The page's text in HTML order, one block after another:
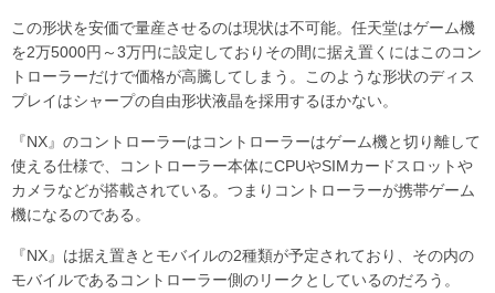
この形状を安価で量産させるのは現状は不可能。任天堂はゲーム機
を2万5000円～3万円に設定しておりその間に据え置くにはこのコン
トローラーだけで価格が高騰してしまう。このような形状のディス
プレイはシャープの自由形状液晶を採用するほかない。
『NX』のコントローラーはコントローラーはゲーム機と切り離して
使える仕様で、コントローラー本体にCPUやSIMカードスロットや
カメラなどが搭載されている。つまりコントローラーが携帯ゲーム
機になるのである。
『NX』は据え置きとモバイルの2種類が予定されており、その内の
モバイルであるコントローラー側のリークとしているのだろう。